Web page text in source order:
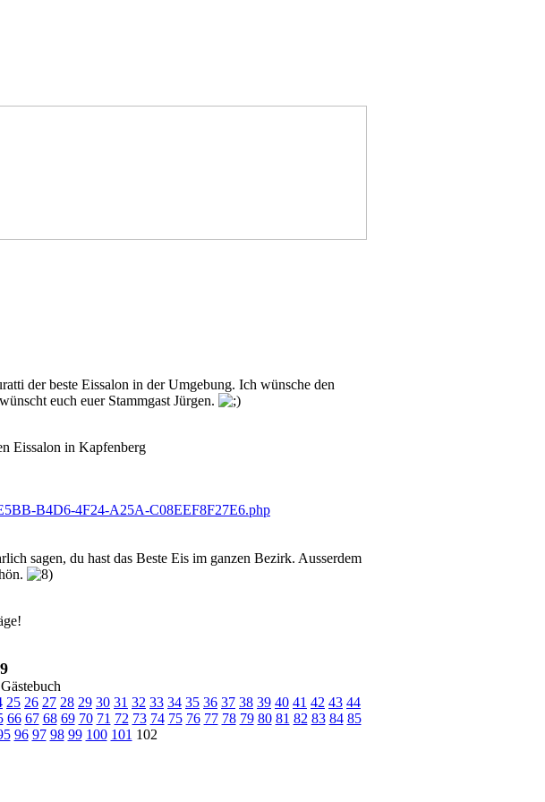
der beste Eissalon in der Umgebung. Ich wünsche den
euch euer Stammgast Jürgen.
Eissalon in Kapfenberg
sagen, du hast das Beste Eis im ganzen Bezirk. Ausserdem
25 26 27 28 29 30 31 32 33 34 35 36 37 38 39 40 41 42 43 44
66 67 68 69 70 71 72 73 74 75 76 77 78 79 80 81 82 83 84 85
96 97 98 99 100 101 102